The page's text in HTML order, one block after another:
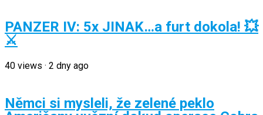
PANZER IV: 5x JINAK…a furt dokola! 💥
⚔️
40 views · 2 dny ago
Němci si mysleli, že zelené peklo